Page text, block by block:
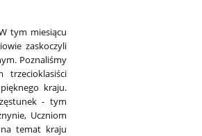
tym miesiącu
zaskoczyli
Poznaliśmy
kraju.
- tym
Uczniom
temat kraju